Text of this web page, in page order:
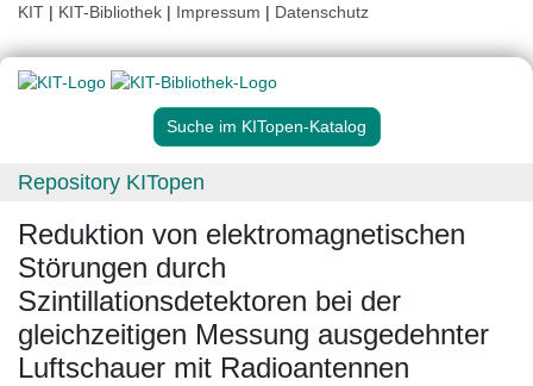
KIT | KIT-Bibliothek | Impressum | Datenschutz
Suche im KITopen-Katalog
Repository KITopen
Reduktion von elektromagnetischen
Störungen durch
Szintillationsdetektoren bei der
gleichzeitigen Messung ausgedehnter
Luftschauer mit Radioantennen